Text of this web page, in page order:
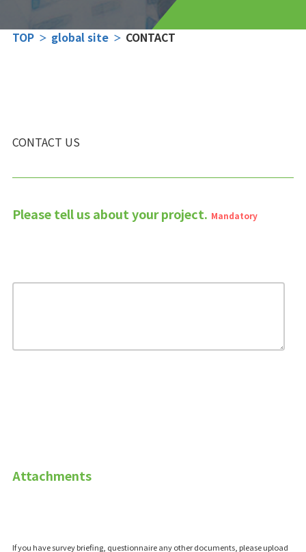
TOP global site CONTACT
CONTACT US
Please tell us about your project. Mandatory
Attachments
If you have survey briefing, questionnaire any other documents, please upload